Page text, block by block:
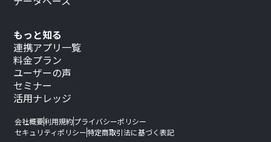
もっと知る
連携アプリ一覧
料金プラン
ユーザーの声
セミナー
活用ナレッジ
会社概要利用規約プライバシーポリシー
セキュリティポリシー特定商取引法に基づく表記